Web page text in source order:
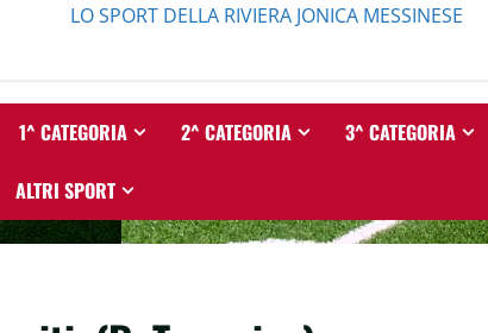
LO SPORT DELLA RIVIERA JONICA MESSINESE
1^ CATEGORIA 2^ CATEGORIA 3^ CATEGORIA
ALTRI SPORT